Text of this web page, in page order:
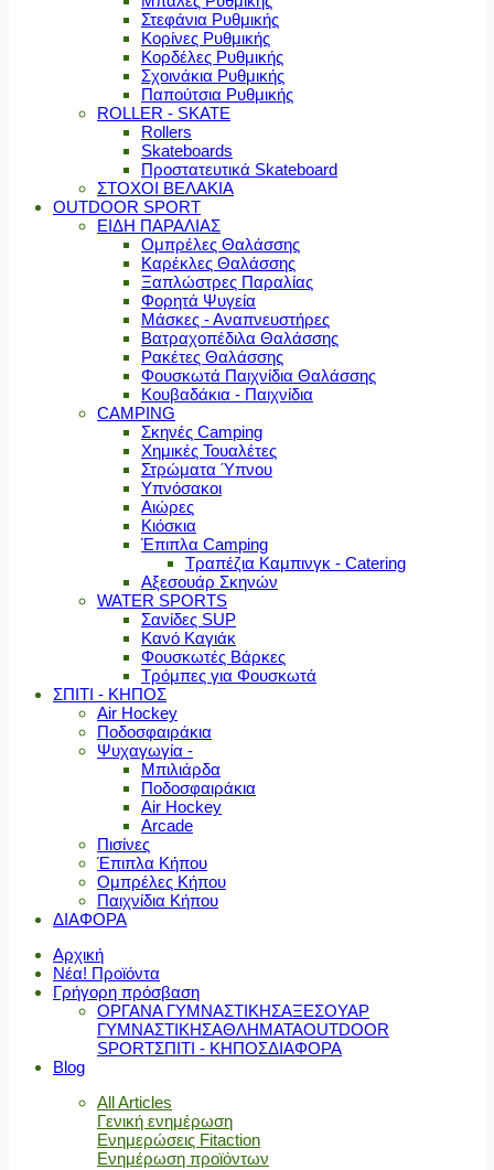
Στεφάνια Ρυθμικής
Κορίνες Ρυθμικής
Κορδέλες Ρυθμικής
Σχοινάκια Ρυθμικής
Παπούτσια Ρυθμικής
ROLLER - SKATE
Rollers
Skateboards
Προστατευτικά Skateboard
ΣΤΟΧΟΙ ΒΕΛΑΚΙΑ
OUTDOOR SPORT
ΕΙΔΗ ΠΑΡΑΛΙΑΣ
Ομπρέλες Θαλάσσης
Καρέκλες Θαλάσσης
Ξαπλώστρες Παραλίας
Φορητά Ψυγεία
Μάσκες - Αναπνευστήρες
Βατραχοπέδιλα Θαλάσσης
Ρακέτες Θαλάσσης
Φουσκωτά Παιχνίδια Θαλάσσης
Κουβαδάκια - Παιχνίδια
CAMPING
Σκηνές Camping
Χημικές Τουαλέτες
Στρώματα Ύπνου
Υπνόσακοι
Αιώρες
Κιόσκια
Έπιπλα Camping
Τραπέζια Καμπινγκ - Catering
Αξεσουάρ Σκηνών
WATER SPORTS
Σανίδες SUP
Κανό Καγιάκ
Φουσκωτές Βάρκες
Τρόμπες για Φουσκωτά
ΣΠΙΤΙ - ΚΗΠΟΣ
Air Hockey
Ποδοσφαιράκια
Ψυχαγωγία -
Μπιλιάρδα
Ποδοσφαιράκια
Air Hockey
Arcade
Πισίνες
Έπιπλα Κήπου
Ομπρέλες Κήπου
Παιχνίδια Κήπου
ΔΙΑΦΟΡΑ
Αρχική
Νέα! Προϊόντα
Γρήγορη πρόσβαση
ΟΡΓΑΝΑ ΓΥΜΝΑΣΤΙΚΗΣΑΞΕΣΟΥΑΡ
ΓΥΜΝΑΣΤΙΚΗΣΑΘΛΗΜΑΤΑOUTDOOR
SPORTΣΠΙΤΙ - ΚΗΠΟΣΔΙΑΦΟΡΑ
Blog
All Articles
Γενική ενημέρωση
Ενημερώσεις Fitaction
Ενημέρωση προϊόντων